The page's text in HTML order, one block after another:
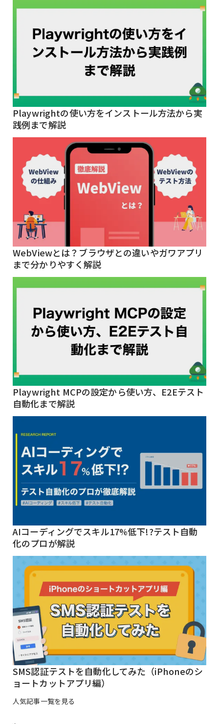
Playwrightの使い方をインストール方法から実
践例まで解説
WebViewとは？ブラウザとの違いやガワアプリ
まで分かりやすく解説
Playwright MCPの設定から使い方、E2Eテスト
自動化まで解説
AIコーディングでスキル17%低下!?テスト自動
化のプロが解説
SMS認証テストを自動化してみた（iPhoneのシ
ョートカットアプリ編）
人気記事一覧を見る